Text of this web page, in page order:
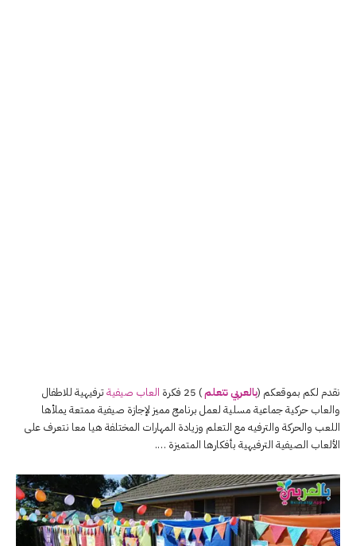
نقدم لكم بموقعكم (بالعربي نتعلم) 25 فكرة العاب صيفيةترفيهية للاطفال
والعاب حركية جماعية مسلية لعمل برنامج مميز لإجازة صيفية ممتعة يملأها
اللعب والحركة والترفيه مع التعلم وزيادة المهارات المختلفة هيا معا نتعرف على
الألعاب الصيفية الترفيهية بأفكارها المتميزة ….